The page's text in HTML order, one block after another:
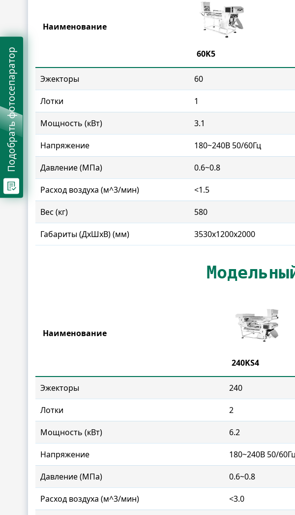
Наименование
60K5
Эжекторы 60
Лотки 1
Мощность (кВт) 3.1
Напряжение 180~240В 50/60Гц
Давление (МПа) 0.6~0.8
Расход воздуха (м^3/мин) <1.5
Вес (кг) 580
Габариты (ДxШxВ) (мм) 3530x1200x2000
Наименование
240KS4
Эжекторы 240
Лотки 2
Мощность (кВт) 6.2
Напряжение 180~240В 50/
Давление (МПа) 0.6~0.8
Расход воздуха (м^3/мин) <3.0
Подобрать фотосепаратор